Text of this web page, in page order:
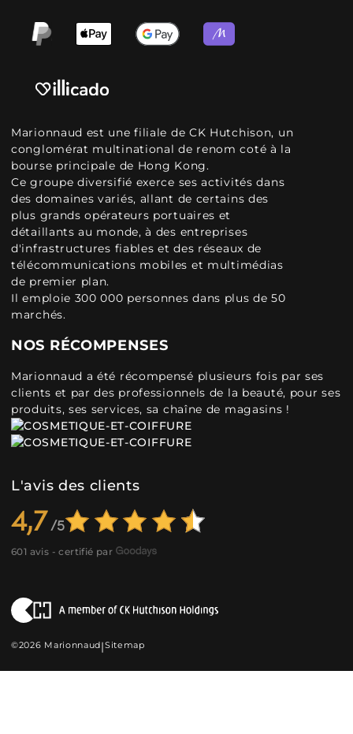
Marionnaud est une filiale de CK Hutchison, un
conglomérat multinational de renom coté à la
bourse principale de Hong Kong.
Ce groupe diversifié exerce ses activités dans
des domaines variés, allant de certains des
plus grands opérateurs portuaires et
détaillants au monde, à des entreprises
d'infrastructures fiables et des réseaux de
télécommunications mobiles et multimédias
de premier plan.
Il emploie 300 000 personnes dans plus de 50
marchés.
NOS RÉCOMPENSES
Marionnaud a été récompensé plusieurs fois par ses
clients et par des professionnels de la beauté, pour ses
produits, ses services, sa chaîne de magasins !
L'avis des clients
4,7
601 avis - certifié par
©2026 Marionnaud|Sitemap